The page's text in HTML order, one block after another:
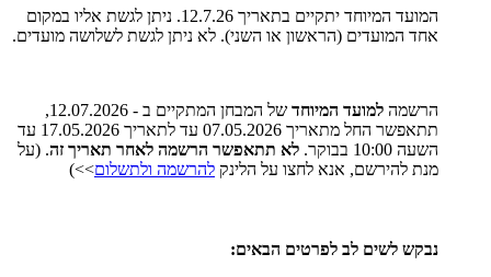
המועד המיוחד יתקיים בתאריך 12.7.26. ניתן לגשת אליו במקום
אחד המועדים (הראשון או השני). לא ניתן לגשת לשלושה מועדים.
הרשמה למועד המיוחד
של המבחן המתקיים ב - 12.07.2026,
תתאפשר החל מתאריך 07.05.2026 עד לתאריך 17.05.2026 עד
השעה 10:00 בבוקר.
לא תתאפשר הרשמה לאחר תאריך זה. (על
מנת להירשם, אנא לחצו על הלינק להרשמה ולתשלום>>)
נבקש לשים לב לפרטים הבאים: